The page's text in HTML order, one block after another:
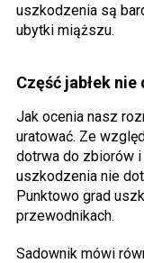
uszkodzenia są
ubytki miąższu.
Część jabłek
Jak ocenia nasz
uratować. Ze
dotrwa do zbiorów
uszkodzenia nie
Punktowo grad
przewodnikach.
Sadownik mówi